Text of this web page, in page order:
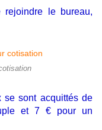
rejoindre le bureau,
se sont acquittés de
et 7 € pour un